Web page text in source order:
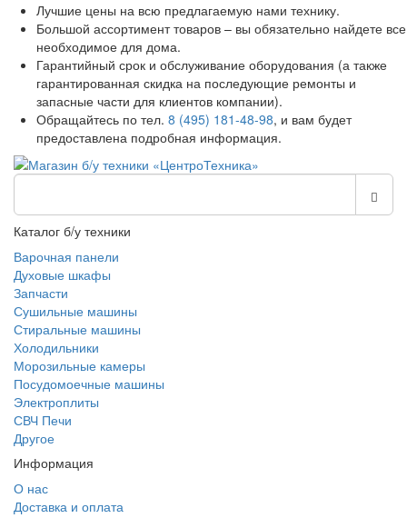
Лучшие цены на всю предлагаемую нами технику.
Большой ассортимент товаров – вы обязательно найдете все
необходимое для дома.
Гарантийный срок и обслуживание оборудования (а также
гарантированная скидка на последующие ремонты и
запасные части для клиентов компании).
Обращайтесь по тел. 8 (495) 181-48-98, и вам будет
предоставлена подробная информация.
Каталог б/у техники
Варочная панели
Духовые шкафы
Запчасти
Сушильные машины
Стиральные машины
Холодильники
Морозильные камеры
Посудомоечные машины
Электроплиты
СВЧ Печи
Другое
Информация
О нас
Доставка и оплата